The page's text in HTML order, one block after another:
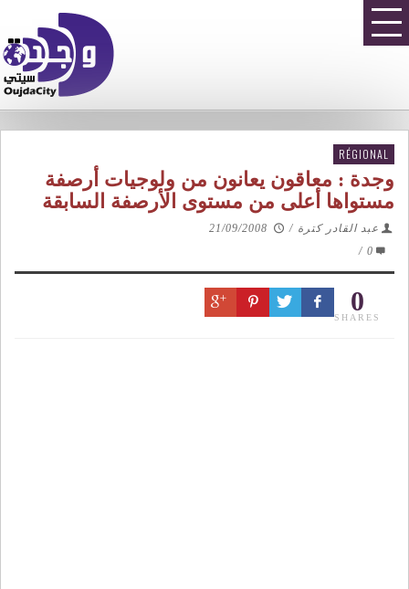
RÉGIONAL
وجدة : معاقون يعانون من ولوجيات أرصفة
مستواها أعلى من مستوى الأرصفة السابقة
عبد القادر كترة /
21/09/2008
0
/
0
SHARES